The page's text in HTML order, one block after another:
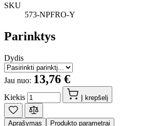
SKU
573-NPFRO-Y
Parinktys
Dydis
Jau nuo: 13,76 €
Kiekis Į krepšelį
Aprašymas Produkto parametrai